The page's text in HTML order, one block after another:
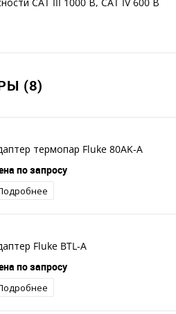
(8)
термопар Fluke 80AK-A
по запросу
Fluke BTL-A
по запросу